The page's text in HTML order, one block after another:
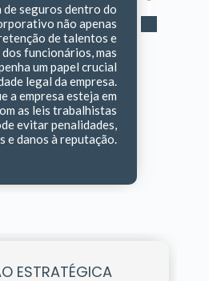
seguros dentro do
não apenas
de talentos e
funcionários, mas
um papel crucial
legal da empresa.
a empresa esteja em
as leis trabalhistas
evitar penalidades,
e danos à reputação.
ESTRATÉGICA